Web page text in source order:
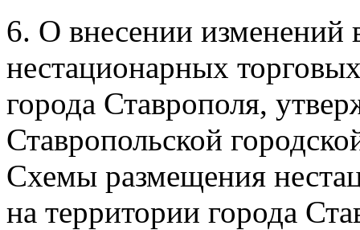
6. О внесении изменений
нестационарных
города Ставрополя,
Ставропольской
Схемы размещения
на территории города